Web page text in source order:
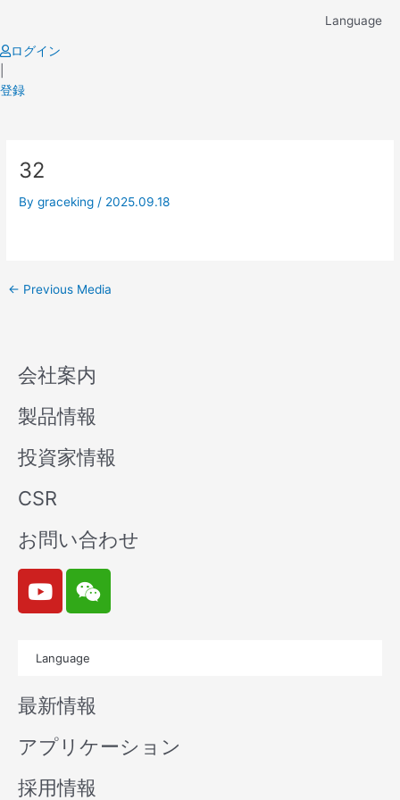
content
Language
ログイン
登録
32
Bygraceking / 2025.09.18
navigation
← Previous Media
会社案内
製品情報
投資家情報
CSR
お問い合わせ
Y
o
u
b
e
W
e
i
n
Language
最新情報
アプリケーション
採用情報